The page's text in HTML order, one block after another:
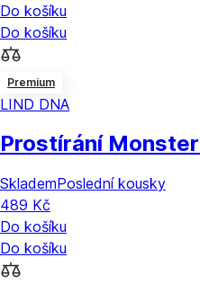
Do košíku
Do košíku
Premium
LIND DNA
Prostírání
SklademPoslední kousky
489 Kč
Do košíku
Do košíku